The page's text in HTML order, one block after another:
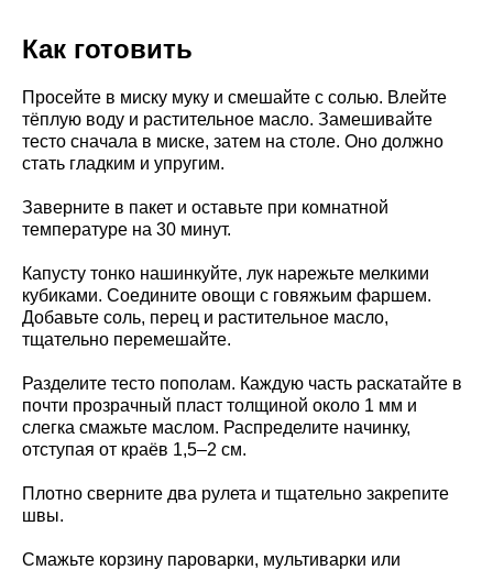
Как готовить
Просейте в миску муку и смешайте с солью. Влейте
тёплую воду и растительное масло. Замешивайте
тесто сначала в миске, затем на столе. Оно должно
стать гладким и упругим.
Заверните в пакет и оставьте при комнатной
температуре на 30 минут.
Капусту тонко нашинкуйте, лук нарежьте мелкими
кубиками. Соедините овощи с говяжьим фаршем.
Добавьте соль, перец и растительное масло,
тщательно перемешайте.
Разделите тесто пополам. Каждую часть раскатайте в
почти прозрачный пласт толщиной около 1 мм и
слегка смажьте маслом. Распределите начинку,
отступая от краёв 1,5–2 см.
Плотно сверните два рулета и тщательно закрепите
швы.
Смажьте корзину пароварки, мультиварки или